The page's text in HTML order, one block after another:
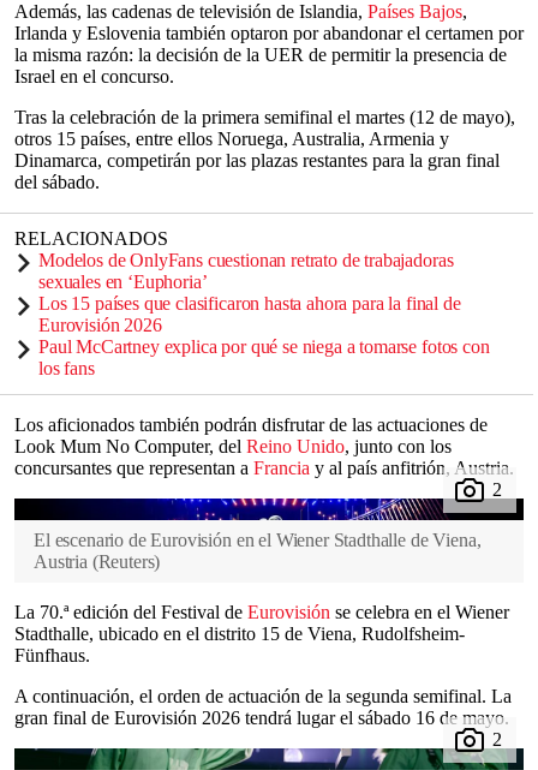
Además, las cadenas de televisión de Islandia, Países Bajos,
Irlanda y Eslovenia también optaron por abandonar el certamen por
la misma razón: la decisión de la UER de permitir la presencia de
Israel en el concurso.
Tras la celebración de la primera semifinal el martes (12 de mayo),
otros 15 países, entre ellos Noruega, Australia, Armenia y
Dinamarca, competirán por las plazas restantes para la gran final
del sábado.
RELACIONADOS
Modelos de OnlyFans cuestionan retrato de trabajadoras
sexuales en ‘Euphoria’
Los 15 países que clasificaron hasta ahora para la final de
Eurovisión 2026
Paul McCartney explica por qué se niega a tomarse fotos con
los fans
Los aficionados también podrán disfrutar de las actuaciones de
Look Mum No Computer, del Reino Unido, junto con los
concursantes que representan a Francia y al país anfitrión, Austria.
El escenario de Eurovisión en el Wiener Stadthalle de Viena,
Austria (Reuters)
La 70.ª edición del Festival de Eurovisión se celebra en el Wiener
Stadthalle, ubicado en el distrito 15 de Viena, Rudolfsheim-
Fünfhaus.
A continuación, el orden de actuación de la segunda semifinal. La
gran final de Eurovisión 2026 tendrá lugar el sábado 16 de mayo.